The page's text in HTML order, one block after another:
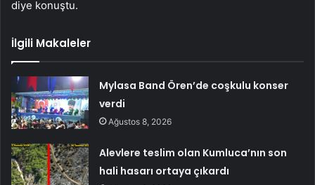
diye konuştu.
İlgili Makaleler
Mylasa Band Ören’de coşkulu konser
verdi
Ağustos 8, 2026
Alevlere teslim olan Kumluca’nın son
hali hasarı ortaya çıkardı